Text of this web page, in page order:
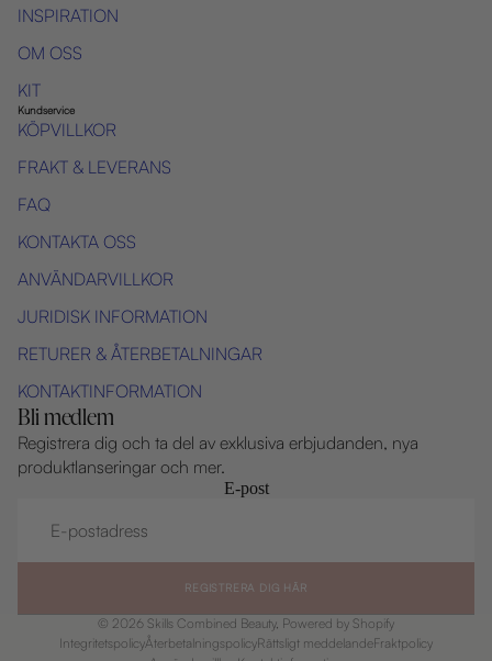
INSPIRATION
OM OSS
KIT
Kundservice
KÖPVILLKOR
FRAKT & LEVERANS
FAQ
KONTAKTA OSS
ANVÄNDARVILLKOR
JURIDISK INFORMATION
RETURER & ÅTERBETALNINGAR
KONTAKTINFORMATION
Bli medlem
Registrera dig och ta del av exklusiva erbjudanden, nya
produktlanseringar och mer.
E-post
REGISTRERA DIG HÄR
© 2026 Skills Combined Beauty, Powered by Shopify
IntegritetspolicyÅterbetalningspolicyRättsligt meddelandeFraktpolicy